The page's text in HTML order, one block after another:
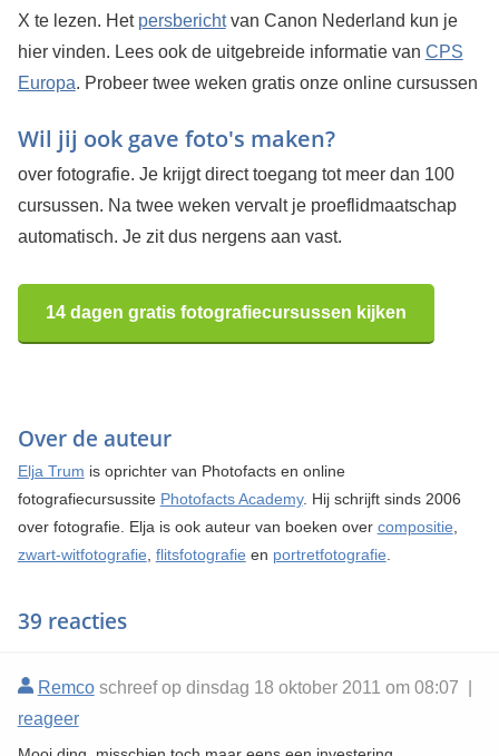
X te lezen. Het persberichtvan Canon Nederland kun je
hier vinden. Lees ook de uitgebreide informatie van CPS
Europa.
Wil jij ook gave foto's maken?
Probeer twee weken gratis onze online cursussen
over fotografie. Je krijgt direct toegang tot meer dan 100
cursussen. Na twee weken vervalt je proeflidmaatschap
automatisch. Je zit dus nergens aan vast.
14 dagen gratis fotografiecursussen kijken
Over de auteur
Elja Trum is oprichter van Photofacts en online
fotografiecursussite Photofacts Academy. Hij schrijft sinds 2006
over fotografie. Elja is ook auteur van boeken over compositie
zwart-witfotografie flitsfotografie en portretfotografie
39 reacties
Remcoschreef op dinsdag 18 oktober 2011 om 08:07 |
reageer